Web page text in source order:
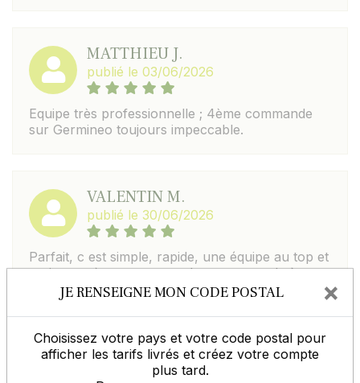
MATTHIEU J.
publié le 03/06/2026
Equipe très professionnelle ; 4ème commande
sur Germineo toujours impeccable.
VALENTIN M.
publié le 30/06/2026
Parfait, c est simple, rapide, une équipe au top et
toujours très arrangeant. Je recommande à
100%.
Laisser un commentaire Voir les avis
JE RENSEIGNE MON CODE POSTAL ×
Choisissez votre pays et votre code postal pour
afficher les tarifs livrés et créez votre compte
plus tard.